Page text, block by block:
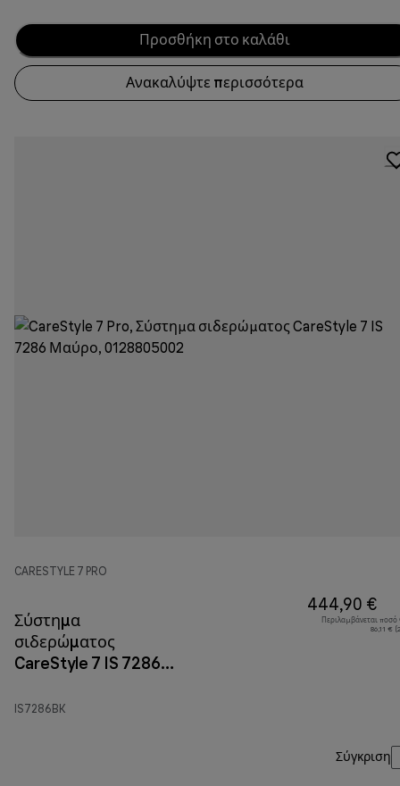
Προσθήκη στο καλάθι
Ανακαλύψτε περισσότερα
CARESTYLE 7 PRO
Σύστημα
σιδερώματος
CareStyle 7 IS 7286
IS7286BK
444,90 €
Περιλαμβάνεται
86,11 €
Σύγκριση